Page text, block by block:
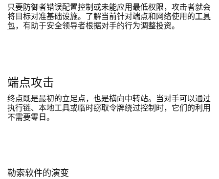
只要防御者错误配置控制或未能应用最低权限，攻击者就会
将目标对准基础设施。了解当前针对端点和网络使用的工具
包，有助于安全领导者根据对手的行为调整投资。
端点攻击
终点既是最初的立足点，也是横向中转站。当对手可以通过
执行链、本地工具或临时窃取令牌绕过控制时，它们的利用
不需要零日。
勒索软件的演变